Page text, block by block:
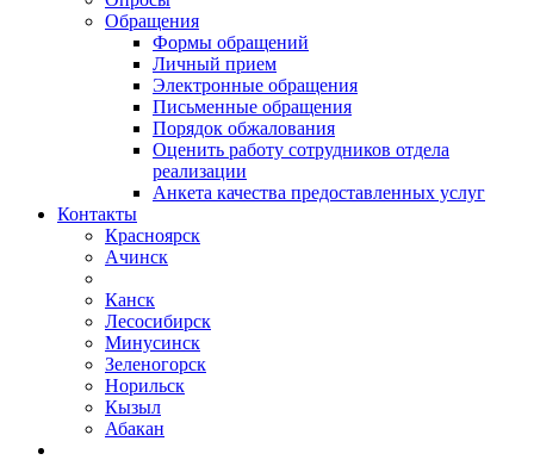
Обращения
Формы обращений
Личный прием
Электронные обращения
Письменные обращения
Порядок обжалования
Оценить работу сотрудников отдела
реализации
Анкета качества предоставленных услуг
Контакты
Красноярск
Ачинск
Канск
Лесосибирск
Минусинск
Зеленогорск
Норильск
Кызыл
Абакан